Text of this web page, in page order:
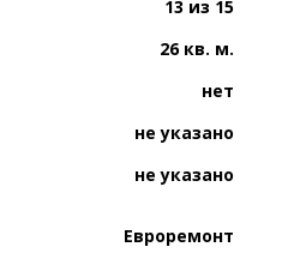
13 из 15
26 кв. м.
нет
не указано
не указано
Евроремонт